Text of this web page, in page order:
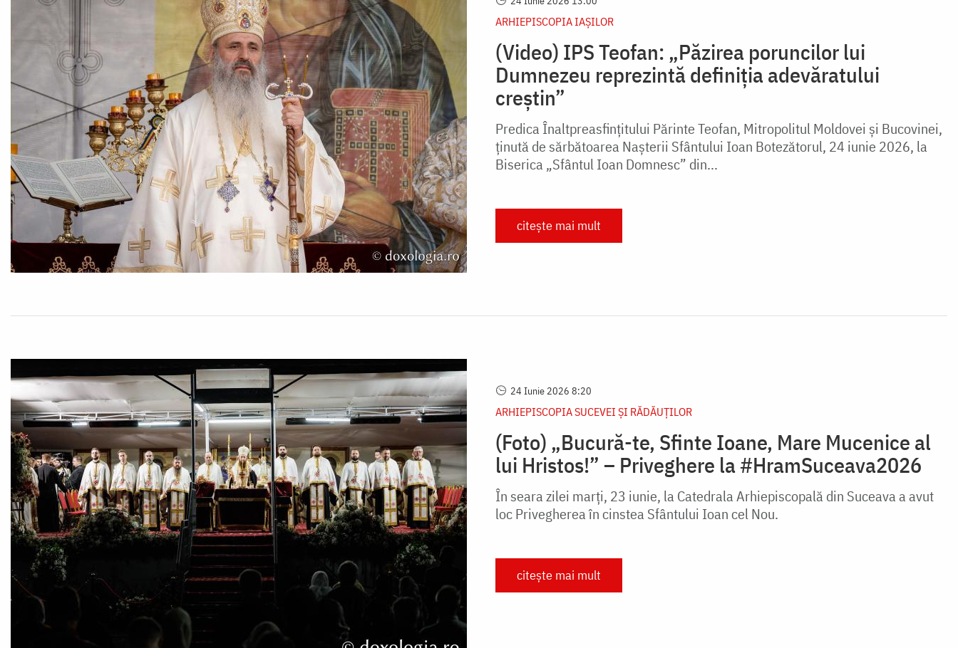
ARHIEPISCOPIA IAŞILOR
(Video) IPS Teofan: „Păzirea poruncilor lui
Dumnezeu reprezintă definiția adevăratului
creștin”
Predica Înaltpreasfințitului Părinte Teofan, Mitropolitul Moldovei și Bucovinei,
ținută de sărbătoarea Nașterii Sfântului Ioan Botezătorul, 24 iunie 2026, la
Biserica „Sfântul Ioan Domnesc” din...
citește mai mult
24 Iunie 2026 8:20
ARHIEPISCOPIA SUCEVEI ŞI RĂDĂUŢILOR
(Foto) „Bucură-te, Sfinte Ioane, Mare Mucenice al
lui Hristos!” – Priveghere la #HramSuceava2026
În seara zilei marți, 23 iunie, la Catedrala Arhiepiscopală din Suceava a avut
loc Privegherea în cinstea Sfântului Ioan cel Nou.
citește mai mult